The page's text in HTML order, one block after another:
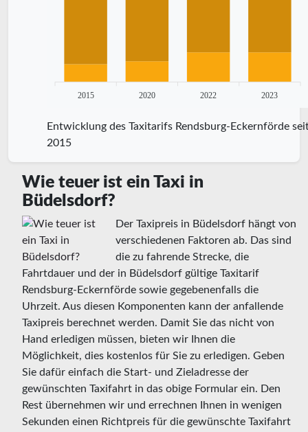
2015 2020 2022 2023
Entwicklung des Taxitarifs Rendsburg-Eckernförde
2015
Wie teuer ist ein Taxi in
Büdelsdorf?
Der Taxipreis in Büdelsdorf hängt von
verschiedenen Faktoren ab. Das sind
die zu fahrende Strecke, die
Fahrtdauer und der in Büdelsdorf gültige Taxitarif
Rendsburg-Eckernförde sowie gegebenenfalls die
Uhrzeit. Aus diesen Komponenten kann der anfallende
Taxipreis berechnet werden. Damit Sie das nicht von
Hand erledigen müssen, bieten wir Ihnen die
Möglichkeit, dies kostenlos für Sie zu erledigen. Geben
Sie dafür einfach die Start- und Zieladresse der
gewünschten Taxifahrt in das obige Formular ein. Den
Rest übernehmen wir und errechnen Ihnen in wenigen
Sekunden einen Richtpreis für die gewünschte Taxifahrt